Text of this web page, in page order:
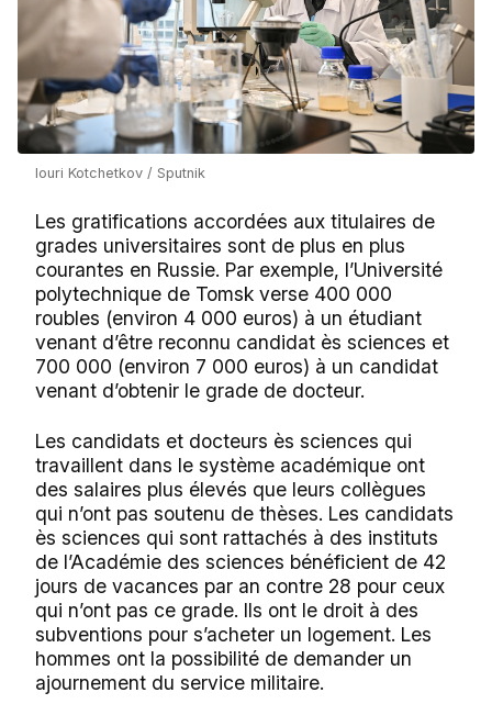
Iouri Kotchetkov / Sputnik
Les gratifications accordées aux titulaires de
grades universitaires sont de plus en plus
courantes en Russie. Par exemple, l’Université
polytechnique de Tomsk verse 400 000
roubles (environ 4 000 euros) à un étudiant
venant d’être reconnu candidat ès sciences et
700 000 (environ 7 000 euros) à un candidat
venant d’obtenir le grade de docteur.
Les candidats et docteurs ès sciences qui
travaillent dans le système académique ont
des salaires plus élevés que leurs collègues
qui n’ont pas soutenu de thèses. Les candidats
ès sciences qui sont rattachés à des instituts
de l’Académie des sciences bénéficient de 42
jours de vacances par an contre 28 pour ceux
qui n’ont pas ce grade. Ils ont le droit à des
subventions pour s’acheter un logement. Les
hommes ont la possibilité de demander un
ajournement du service militaire.